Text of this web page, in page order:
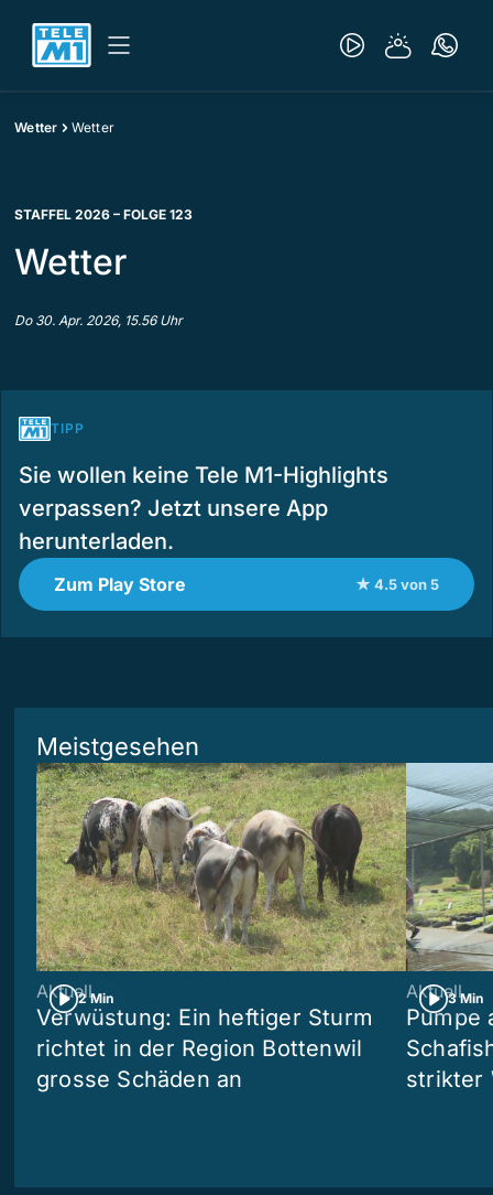
Wetter Wetter
STAFFEL 2026 – FOLGE 123
Wetter
Do 30. Apr. 2026, 15.56 Uhr
TIPP
Sie wollen keine Tele M1-Highlights
verpassen? Jetzt unsere App
herunterladen.
Zum Play Store ★ 4.5 von 5
Meistgesehen
2 Min
Aktuell
Verwüstung: Ein heftiger Sturm
richtet in der Region Bottenwil
grosse Schäden an
3 Min
Aktuell
Pumpe
strikter